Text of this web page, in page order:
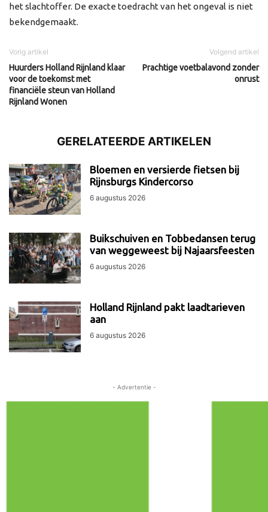
het slachtoffer. De exacte toedracht van het ongeval is niet
bekendgemaakt.
Vorig artikel
Huurders Holland Rijnland klaar
voor de toekomst met
financiële steun van Holland
Rijnland Wonen
Volgend artikel
Prachtige voetbalavond zonder
onrust
GERELATEERDE ARTIKELEN
Bloemen en versierde fietsen bij
Rijnsburgs Kindercorso
6 augustus 2026
Buikschuiven en Tobbedansen terug
van weggeweest bij Najaarsfeesten
6 augustus 2026
Holland Rijnland pakt laadtarieven
aan
6 augustus 2026
- Advertentie -